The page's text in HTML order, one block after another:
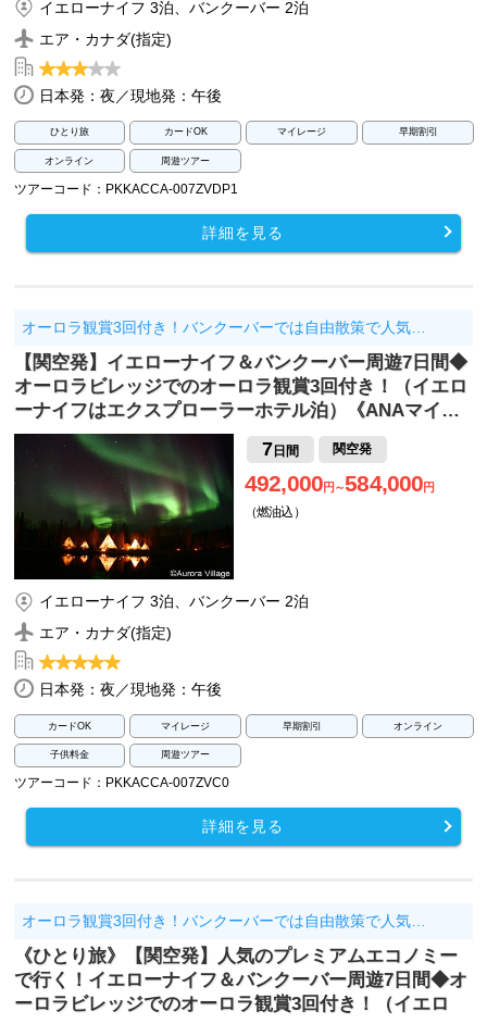
イエローナイフ 3泊、バンクーバー 2泊
エア・カナダ(指定)
日本発：夜／現地発：午後
ひとり旅 カードOK マイレージ 早期割引
オンライン 周遊ツアー
ツアーコード：PKKACCA-007ZVDP1
詳細を見る
オーロラ観賞3回付き！バンクーバーでは自由散策で人気…
【関空発】イエローナイフ＆バンクーバー周遊7日間◆
オーロラビレッジでのオーロラ観賞3回付き！（イエロ
ーナイフはエクスプローラーホテル泊）《ANAマイ…
7 日間 関空発
492,000円～584,000円
（燃油込）
イエローナイフ 3泊、バンクーバー 2泊
エア・カナダ(指定)
日本発：夜／現地発：午後
カードOK マイレージ 早期割引 オンライン
子供料金 周遊ツアー
ツアーコード：PKKACCA-007ZVC0
詳細を見る
オーロラ観賞3回付き！バンクーバーでは自由散策で人気…
《ひとり旅》【関空発】人気のプレミアムエコノミー
で行く！イエローナイフ＆バンクーバー周遊7日間◆オ
ーロラビレッジでのオーロラ観賞3回付き！（イエロ